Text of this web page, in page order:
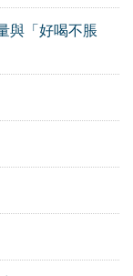
與「好喝不脹